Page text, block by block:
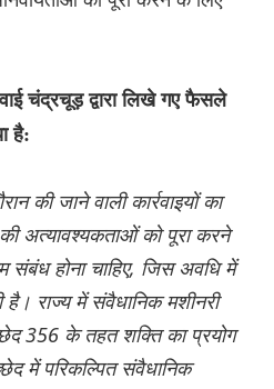
चंद्रचूड़ द्वारा लिखे गए फैसले
है:
की जाने वाली कार्रवाइयों का
अत्यावश्यकताओं को पूरा करने
होना चाहिए, जिस अवधि में
है। राज्य में संवैधानिक मशीनरी
356 के तहत शक्ति का प्रयोग
में परिकल्पित संवैधानिक